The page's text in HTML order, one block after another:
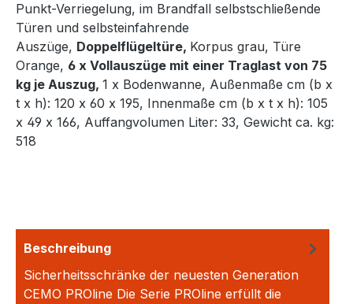
Punkt-Verriegelung, im Brandfall selbstschließende
Türen und selbsteinfahrende
Auszüge, Doppelflügeltüre, Korpus grau, Türe
Orange, 6 x Vollauszüge mit einer Traglast von 75
kg je Auszug, 1 x Bodenwanne, Außenmaße cm (b x
t x h): 120 x 60 x 195, Innenmaße cm (b x t x h): 105
x 49 x 166, Auffangvolumen Liter: 33, Gewicht ca. kg:
518
Beschreibung
Sicherheitsschränke der neuesten Generation
CEMO PROline Die Serie PROline erfüllt die